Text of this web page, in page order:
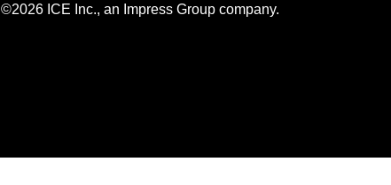
©2026 ICE Inc., an Impress Group company.